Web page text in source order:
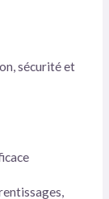
sécurité et